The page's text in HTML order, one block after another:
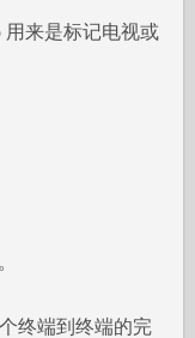
用来是标记电视或
终端到终端的完